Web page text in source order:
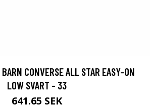
CONVERSE ALL STAR EASY-ON
LOW SVART - 33
641.65 SEK